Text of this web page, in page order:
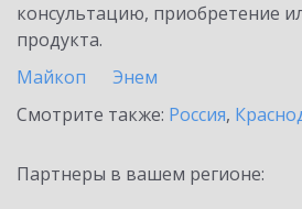
консультацию, приобретение
продукта.
Майкоп
Энем
Смотрите также: Россия,
Партнеры в вашем регионе: